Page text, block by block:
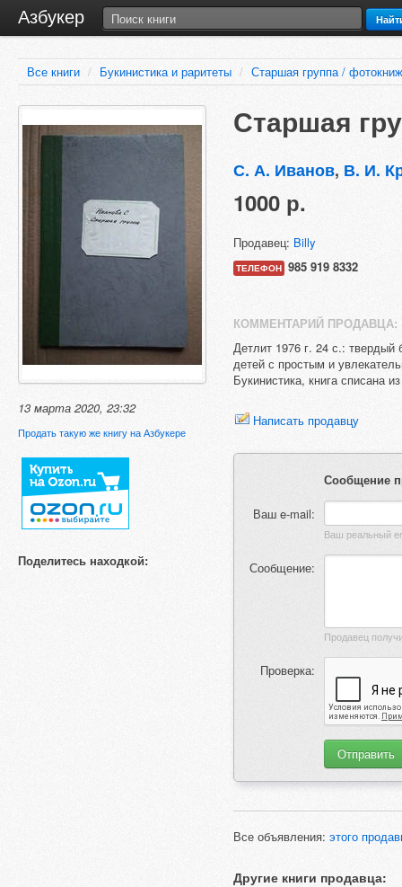
Азбукер
Все книги / Букинистика и раритеты / Старшая группа /
13 марта 2020, 23:32
Продать такую же книгу на Азбукере
Поделитесь находкой:
Старшая
С. А. Иванов, В. И.
1000 р.
Продавец: Billy
ТЕЛЕФОН 985 919 8332
КОММЕНТАРИЙ ПРОДАВЦА:
Детлит 1976 г. 24 с.:
детей с простым и
Букинистика, книга списана
Написать продавцу
Сообщение
Ваш e-mail:
Сообщение:
Проверка:
Все объявления: этого
Другие книги продавца: